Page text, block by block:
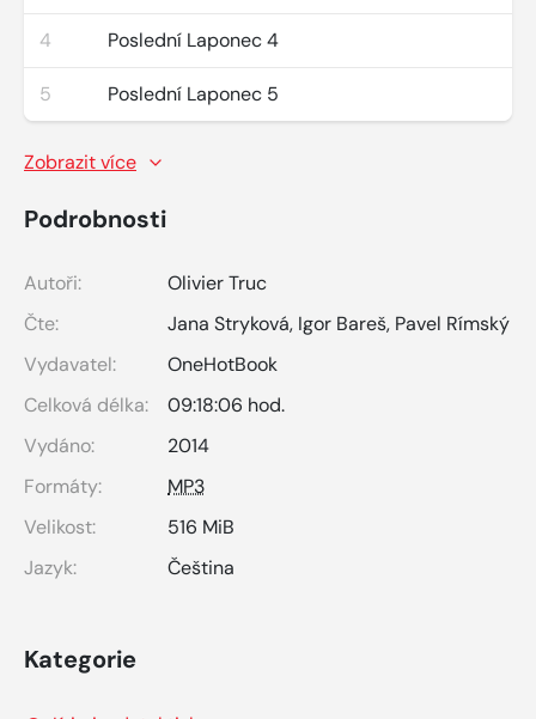
4 Poslední Laponec 4
5 Poslední Laponec 5
Zobrazit více
Podrobnosti
Autoři:
Olivier Truc
Čte:
Jana Stryková, Igor Bareš, Pavel Rímský
Vydavatel:
OneHotBook
Celková délka:
09:18:06 hod.
Vydáno:
2014
Formáty:
MP3
Velikost:
516 MiB
Jazyk:
Čeština
Kategorie